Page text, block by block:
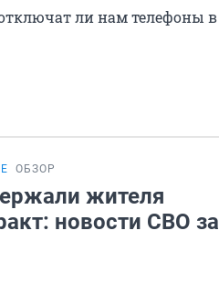
ли нам телефоны в
ОБЗОР
жителя
новости СВО за